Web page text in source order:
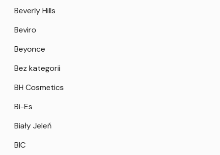
Beverly Hills
Beviro
Beyonce
Bez kategorii
BH Cosmetics
Bi-Es
Biały Jeleń
BIC